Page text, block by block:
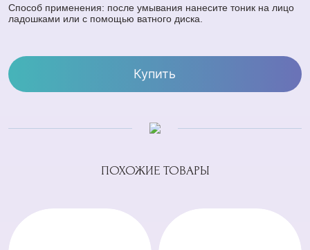
Способ применения: после умывания нанесите тоник на лицо
ладошками или с помощью ватного диска.
Купить
ПОХОЖИЕ ТОВАРЫ